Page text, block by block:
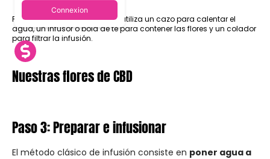
Para los utensilios de cocina, utiliza un cazo para calentar el
agua, un infusor o bola de té para contener las flores y un colador
para filtrar la infusión.
Nuestras flores de CBD
Paso 3: Preparar e infusionar
El método clásico de infusión consiste en poner agua a
Connexion